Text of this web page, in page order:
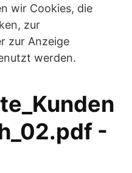
wir Cookies, die
zur
zur Anzeige
werden.
-